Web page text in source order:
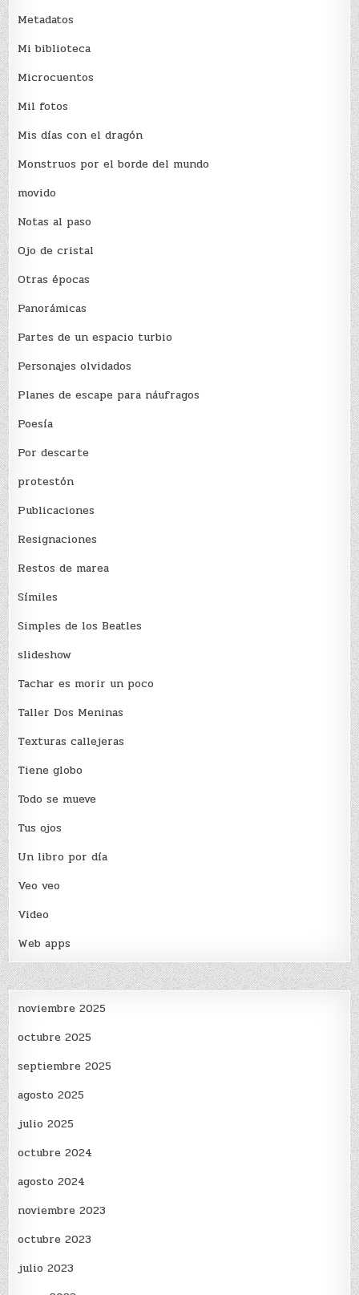
Metadatos
Mi biblioteca
Microcuentos
Mil fotos
Mis días con el dragón
Monstruos por el borde del mundo
movido
Notas al paso
Ojo de cristal
Otras épocas
Panorámicas
Partes de un espacio turbio
Personajes olvidados
Planes de escape para náufragos
Poesía
Por descarte
protestón
Publicaciones
Resignaciones
Restos de marea
Sí­miles
Simples de los Beatles
slideshow
Tachar es morir un poco
Taller Dos Meninas
Texturas callejeras
Tiene globo
Todo se mueve
Tus ojos
Un libro por día
Veo veo
Video
Web apps
noviembre 2025
octubre 2025
septiembre 2025
agosto 2025
julio 2025
octubre 2024
agosto 2024
noviembre 2023
octubre 2023
julio 2023